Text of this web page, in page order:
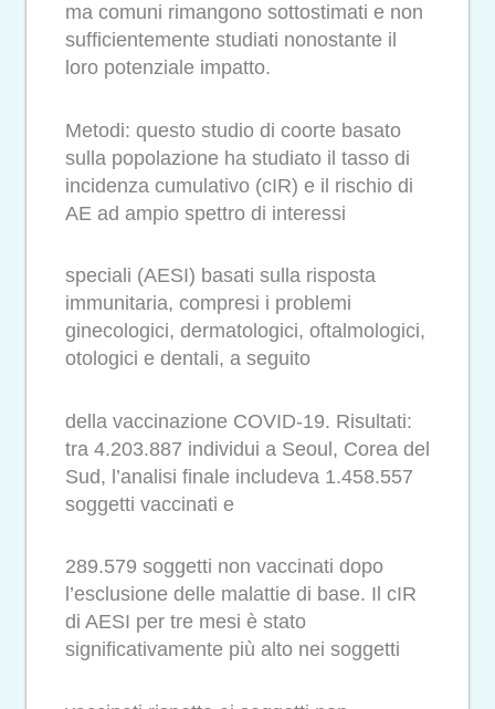
ma comuni rimangono sottostimati e non
sufficientemente studiati nonostante il
loro potenziale impatto.
Metodi: questo studio di coorte basato
sulla popolazione ha studiato il tasso di
incidenza cumulativo (cIR) e il rischio di
AE ad ampio spettro di interessi
speciali (AESI) basati sulla risposta
immunitaria, compresi i problemi
ginecologici, dermatologici, oftalmologici,
otologici e dentali, a seguito
della vaccinazione COVID-19. Risultati:
tra 4.203.887 individui a Seoul, Corea del
Sud, l’analisi finale includeva 1.458.557
soggetti vaccinati e
289.579 soggetti non vaccinati dopo
l’esclusione delle malattie di base. Il cIR
di AESI per tre mesi è stato
significativamente più alto nei soggetti